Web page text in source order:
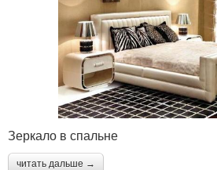
Зеркало в спальне
читать дальше →